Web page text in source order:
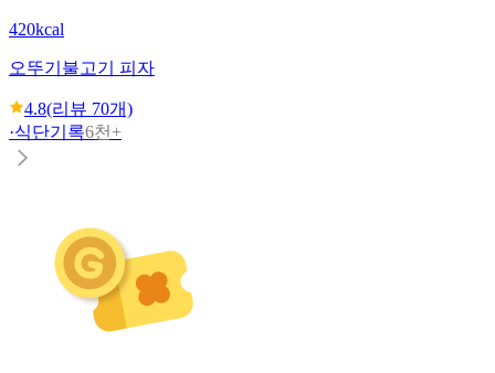
420kcal
오뚜기 불고기 피자
4.8(리뷰 70개)
·식단기록6천+